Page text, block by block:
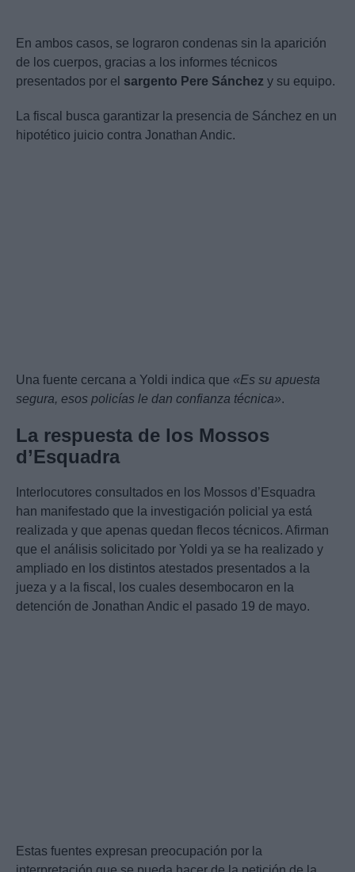
En ambos casos, se lograron condenas sin la aparición
de los cuerpos, gracias a los informes técnicos
presentados por el sargento Pere Sánchez y su equipo.
La fiscal busca garantizar la presencia de Sánchez en un
hipotético juicio contra Jonathan Andic.
Una fuente cercana a Yoldi indica que «Es su apuesta
segura, esos policías le dan confianza técnica».
La respuesta de los Mossos
d’Esquadra
Interlocutores consultados en los Mossos d’Esquadra
han manifestado que la investigación policial ya está
realizada y que apenas quedan flecos técnicos. Afirman
que el análisis solicitado por Yoldi ya se ha realizado y
ampliado en los distintos atestados presentados a la
jueza y a la fiscal, los cuales desembocaron en la
detención de Jonathan Andic el pasado 19 de mayo.
Estas fuentes expresan preocupación por la